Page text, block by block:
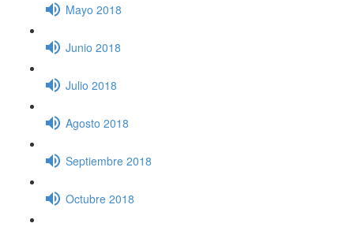
Mayo 2018
Junio 2018
Julio 2018
Agosto 2018
Septiembre 2018
Octubre 2018